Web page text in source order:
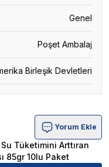
Genel
Poşet Ambalaj
Birleşik Devletleri
Arttıran Yetişkin
Yorum Ekle
Tüketimini Arttıran
85gr 10lu Paket